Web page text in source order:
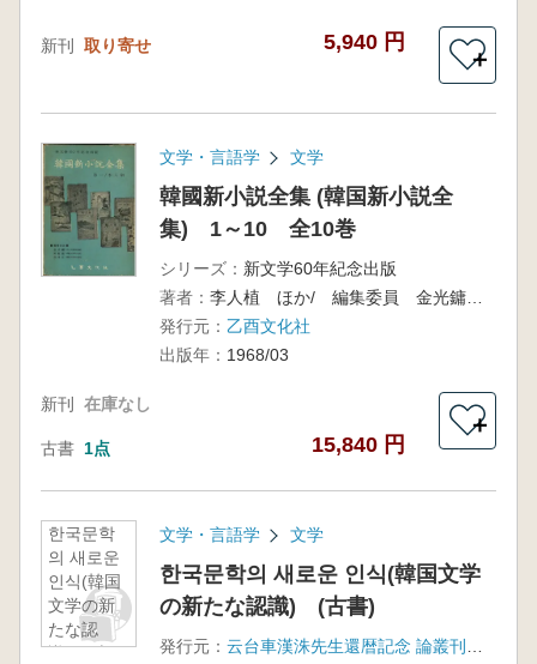
新刊 取り寄せ 5,940 円
＋
文学・言語学 文学
韓國新小説全集 (韓国新小説全
集) 1～10 全10巻
シリーズ： 新文学60年紀念出版
著者：
李人植 ほか/ 編集委員 金光鏞、宋敏鎬、白淳在
発行元： 乙酉文化社
出版年： 1968/03
新刊 在庫なし
古書 1点 15,840 円
＋
한국문학
의 새로운
인식(韓国
文学の新
たな認
識) (古
文学・言語学 文学
한국문학의 새로운 인식(韓国文学
の新たな認識) (古書)
発行元：